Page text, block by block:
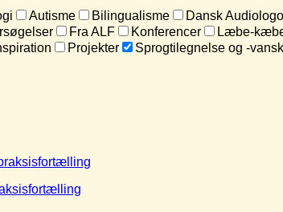
Autisme Bilingualisme Dansk
Fra ALF Konferencer Læbe-
Projekter Sprogtilegnelse og -